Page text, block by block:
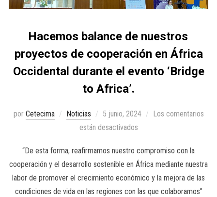
Hacemos balance de nuestros
proyectos de cooperación en África
Occidental durante el evento ‘Bridge
to Africa’.
por Cetecima Noticias 5 junio, 2024
Los comentarios
están desactivados
“De esta forma, reafirmamos nuestro compromiso con la
cooperación y el desarrollo sostenible en África mediante nuestra
labor de promover el crecimiento económico y la mejora de las
condiciones de vida en las regiones con las que colaboramos”